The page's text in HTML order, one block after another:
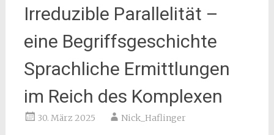
Irreduzible Parallelität –
eine Begriffsgeschichte
Sprachliche Ermittlungen
im Reich des Komplexen
30. März 2025 Nick_Haflinger